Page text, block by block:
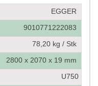
EGGER
9010771222083
78,20 kg / Stk
2800 x 2070 x 19 mm
U750